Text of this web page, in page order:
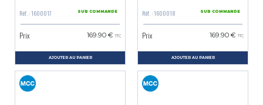
Réf. : 1600017 SUR COMMANDE
Prix 169.90 € TTC
AJOUTER AU PANIER
Réf. : 1600018 SUR COMMANDE
Prix 169.90 € TTC
AJOUTER AU PANIER